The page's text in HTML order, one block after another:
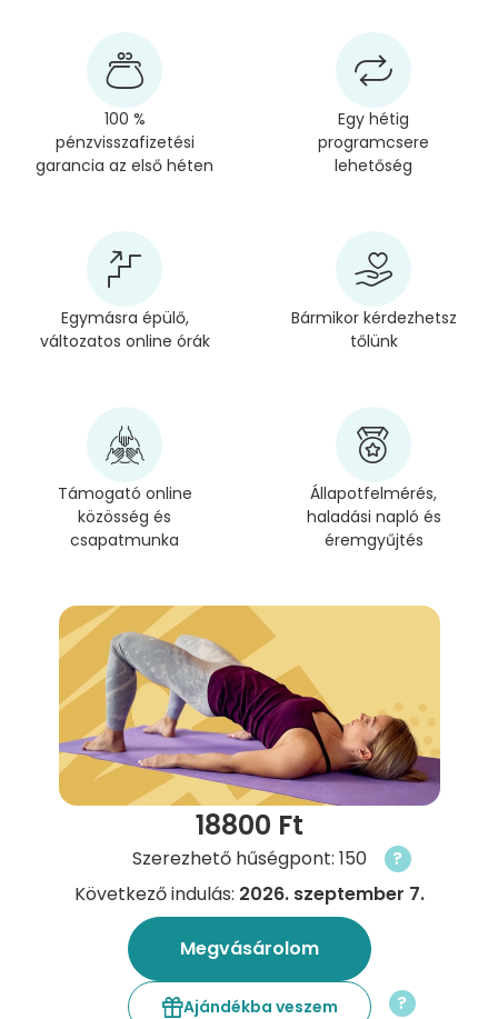
100 %
pénzvisszafizetési
garancia az első héten
Egy hétig
programcsere
lehetőség
Egymásra épülő,
változatos online órák
Bármikor kérdezhetsz
tőlünk
Támogató online
közösség és
csapatmunka
Állapotfelmérés,
haladási napló és
éremgyűjtés
18800 Ft
Szerezhető hűségpont: 150
?
Következő indulás: 2026. szeptember 7.
Megvásárolom
Ajándékba veszem ?